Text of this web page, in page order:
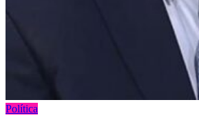
Política